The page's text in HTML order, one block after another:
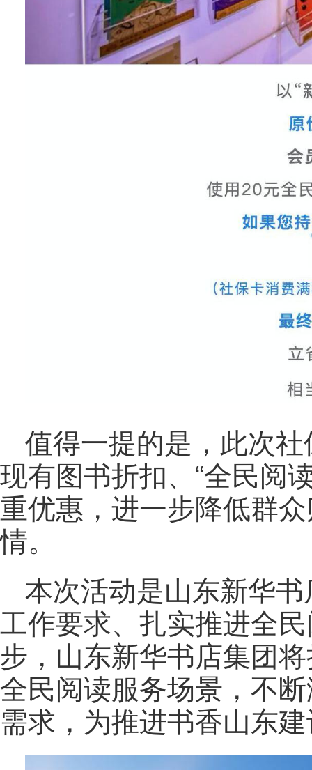
值得一提的是，此次
现有图书折扣、“全民阅
重优惠，进一步降低群
情。
本次活动是山东新华
工作要求、扎实推进全
步，山东新华书店集团
全民阅读服务场景，不
需求，为推进书香山东